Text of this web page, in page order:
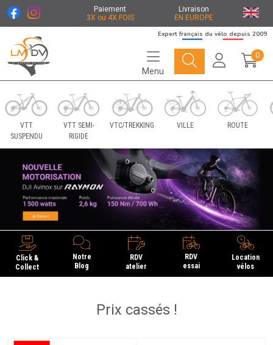
Paiement
3X ou 4X FOIS
Livraison
EN EUROPE
Le Marché du Vélo Votre distributeurs de vélo
Expert français du vélo depuis 2009
Menu
0
VTT
SUSPENDU
VTT SEMI-
RIGIDE
VTC/TREKKING VILLE ROUTE
Click &
Collect
Notre
Blog
RDV
atelier
RDV
essai
Location
vélos
Prix cassés !